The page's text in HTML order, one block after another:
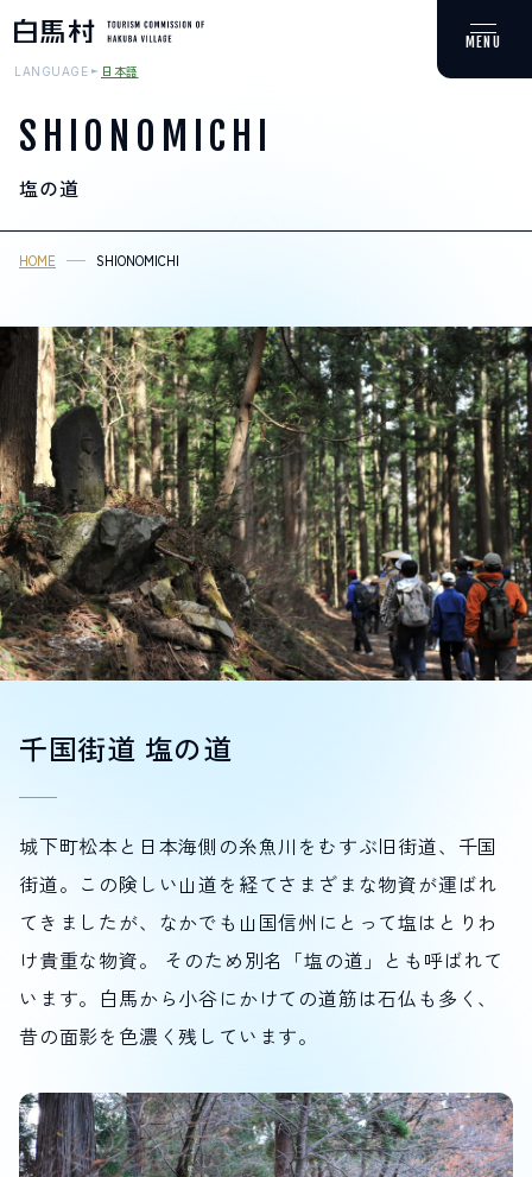
MOUNTAIN & TREKKING
登山・トレッキング
スキー場
HOT SPRING
温泉
SPOTS
スポット紹介
LIVE CAMERA
ライブカメラ
RECOMMENDATION
おすすめ情報
ABOUT HAKUBA
白馬村について
EVENTS
イベント情報
STAY
宿泊施設
SEASONS
白馬村の季節
SHIONOMICHI
塩の道
FURUSATO TAX
ふるさと納税
サイト内検索
検索する
白馬村までのアクセス
白馬村内の交通情報
会社概要
採用情報
プライバシーポリシー
LANGUAGE 日本語
SHIONOMICHI
塩の道
HOME SHIONOMICHI
千国街道 塩の道
城下町松本と日本海側の糸魚川をむすぶ旧街道、千国
街道。この険しい山道を経てさまざまな物資が運ばれ
てきましたが、なかでも山国信州にとって塩はとりわ
け貴重な物資。 そのため別名「塩の道」とも呼ばれて
います。白馬から小谷にかけての道筋は石仏も多く、
昔の面影を色濃く残しています。